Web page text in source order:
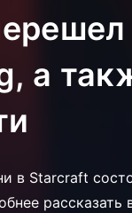
а
в Starcraft
рассказать